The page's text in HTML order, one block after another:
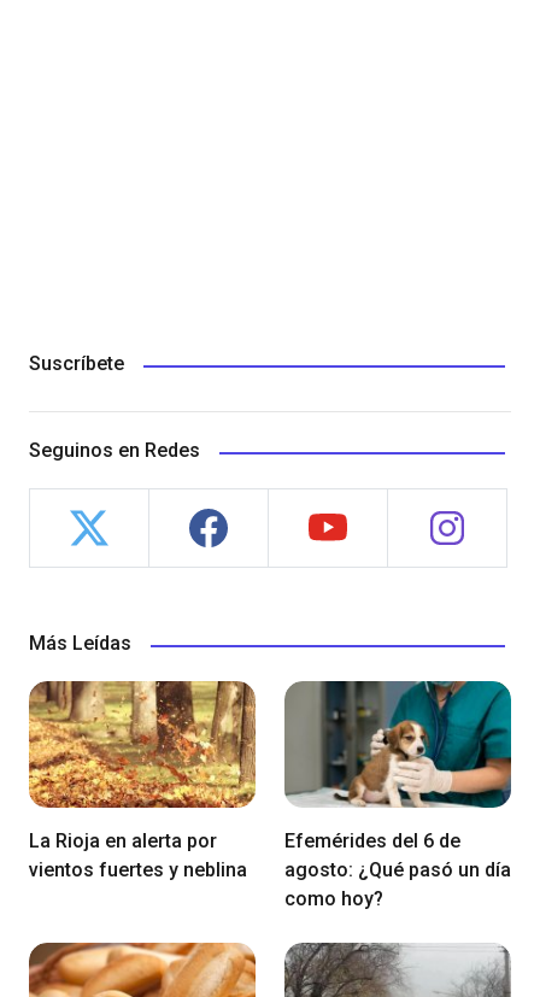
Suscríbete
Seguinos en Redes
Más Leídas
La Rioja en alerta por
vientos fuertes y neblina
Efemérides del 6 de
agosto: ¿Qué pasó un día
como hoy?